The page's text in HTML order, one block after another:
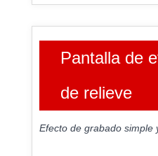
Pantalla de
de relieve
Efecto de grabado simple